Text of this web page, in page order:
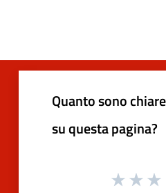
Quanto sono
su questa pagina?